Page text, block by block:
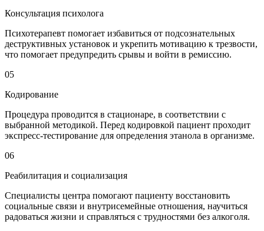
Консультация психолога
Психотерапевт помогает избавиться от подсознательных
деструктивных установок и укрепить мотивацию к трезвости,
что помогает предупредить срывы и войти в ремиссию.
05
Кодирование
Процедура проводится в стационаре, в соответствии с
выбранной методикой. Перед кодировкой пациент проходит
экспресс-тестирование для определения этанола в организме.
06
Реабилитация и социализация
Специалисты центра помогают пациенту восстановить
социальные связи и внутрисемейные отношения, научиться
радоваться жизни и справляться с трудностями без алкоголя.